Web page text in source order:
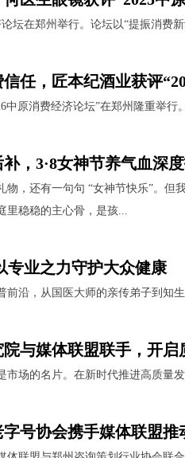
坛在郑州举行。论坛以“提振消费
任，匠本纪酒业获评
原消费经济论坛”在郑州隆重举行
，3·8女神节养气血深
物，还有一句句 “女神节快乐”。
里稳稳的主心骨，是孩...
专业之力守护大众健康
，从国医大师的亲传弟子到知生
与媒体联盟联手，开启
场的名片。在新时代推进高质量
号协会携手媒体联盟推